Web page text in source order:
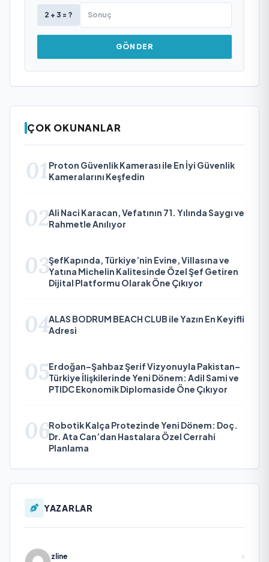
2 + 3 = ?
GÖNDER
ÇOK OKUNANLAR
01 Proton Güvenlik Kamerası ile En İyi Güvenlik
Kameralarını Keşfedin
02Ali Naci Karacan, Vefatının 71. Yılında Saygı ve
Rahmetle Anılıyor
03ŞefKapında, Türkiye’nin Evine, Villasına ve
Yatına Michelin Kalitesinde Özel Şef Getiren
Dijital Platformu Olarak Öne Çıkıyor
04ALAS BODRUM BEACH CLUB ile Yazın En Keyifli
Adresi
05Erdoğan–Şahbaz Şerif Vizyonuyla Pakistan–
Türkiye İlişkilerinde Yeni Dönem: Adil Sami ve
PTIDC Ekonomik Diplomaside Öne Çıkıyor
06Robotik Kalça Protezinde Yeni Dönem: Doç.
Dr. Ata Can’dan Hastalara Özel Cerrahi
Planlama
YAZARLAR
zline